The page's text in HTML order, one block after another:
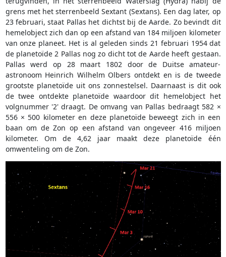
grens met het sterrenbeeld Sextant (Sextans). Een dag later, op
23 februari, staat Pallas het dichtst bij de Aarde. Zo bevindt dit
hemelobject zich dan op een afstand van 184 miljoen kilometer
van onze planeet. Het is al geleden sinds 21 februari 1954 dat
de planetoïde 2 Pallas nog zo dicht tot de Aarde heeft gestaan.
Pallas werd op 28 maart 1802 door de Duitse amateur-
astronoom Heinrich Wilhelm Olbers ontdekt en is de tweede
grootste planetoïde uit ons zonnestelsel. Daarnaast is dit ook
de twee ontdekte planetoïde waardoor dit hemelobject het
volgnummer '2' draagt. De omvang van Pallas bedraagt 582 ×
556 × 500 kilometer en deze planetoïde beweegt zich in een
baan om de Zon op een afstand van ongeveer 416 miljoen
kilometer. Om de 4,62 jaar maakt deze planetoïde één
omwenteling om de Zon.